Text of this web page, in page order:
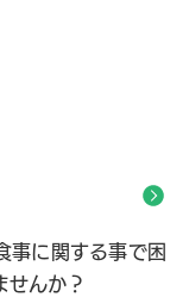
事に関する事で困
せんか？